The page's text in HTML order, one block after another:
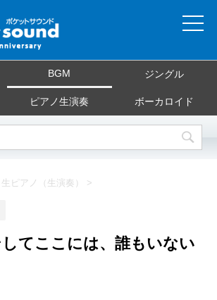
当サイトについて
ご利用規約
お問合せ
BGM ジングル
ピアノ生演奏 ボーカロイド
生ピアノ（生演奏） >
してここには、誰もいない